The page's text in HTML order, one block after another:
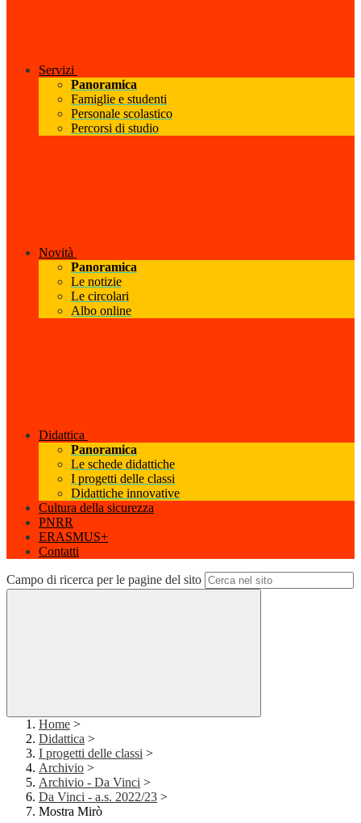
Servizi
Panoramica
Famiglie e studenti
Personale scolastico
Percorsi di studio
Novità
Panoramica
Le notizie
Le circolari
Albo online
Didattica
Panoramica
Le schede didattiche
I progetti delle classi
Didattiche innovative
Cultura della sicurezza
PNRR
ERASMUS+
Contatti
Campo di ricerca per le pagine del sito
Home >
Didattica >
I progetti delle classi >
Archivio >
Archivio - Da Vinci >
Da Vinci - a.s. 2022/23 >
Mostra Mirò